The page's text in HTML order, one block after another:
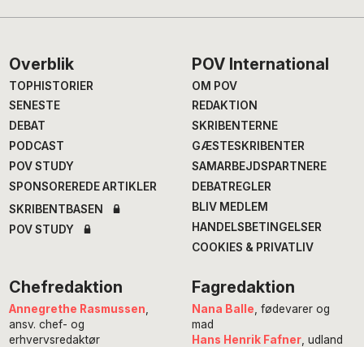
Footer
Overblik
TOPHISTORIER
SENESTE
DEBAT
PODCAST
POV STUDY
SPONSOREREDE ARTIKLER
SKRIBENTBASEN
POV STUDY
POV International
OM POV
REDAKTION
SKRIBENTERNE
GÆSTESKRIBENTER
SAMARBEJDSPARTNERE
DEBATREGLER
BLIV MEDLEM
HANDELSBETINGELSER
COOKIES & PRIVATLIV
Chefredaktion
Annegrethe Rasmussen
ansv. chef- og
erhvervsredaktør
Fagredaktion
Nana Balle , fødevarer og
mad
Hans Henrik Fafner, udland